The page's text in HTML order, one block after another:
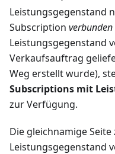
Leistungsgegenstand
Subscription verbunden
Leistungsgegenstand
Verkaufsauftrag
Weg erstellt wurde),
Subscriptions mit
zur Verfügung.
Die gleichnamige
Leistungsgegenstand